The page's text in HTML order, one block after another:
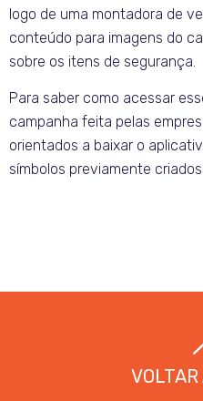
logo de uma montadora de
conteúdo para imagens do
sobre os itens de segurança.
Para saber como acessar
campanha feita pelas
orientados a baixar o
símbolos previamente
VOLTAR